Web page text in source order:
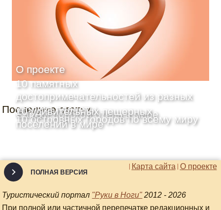
О проекте
Последние статьи
10 памятных
достопримечательностей из разных
уголков планеты
Самый дорогой отель в мире
10 островных городов по всему миру
10 удивительных пещерных
поселений в мире
О проекте
Карта сайта
ПОЛНАЯ ВЕРСИЯ
Туристический портал "Руки в Ноги" 2012 - 2026
При полной или частичной перепечатке редакционных и